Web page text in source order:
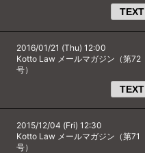
TEXT
2016/01/21 (Thu) 12:00
Kotto Law メールマガジン（第72
号）
TEXT
2015/12/04 (Fri) 12:30
Kotto Law メールマガジン（第71
号）